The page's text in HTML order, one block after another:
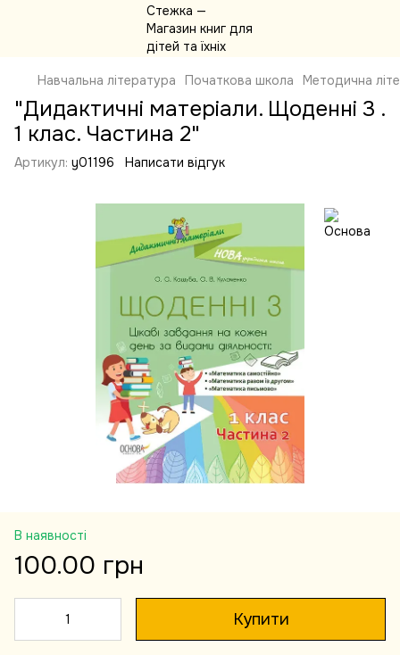
Навчальна література Початкова школа Методична
"Дидактичні матеріали. Щоденні 3 .
1 клас. Частина 2"
Артикул: y01196 Написати відгук
В наявності
100.00 грн
Купити